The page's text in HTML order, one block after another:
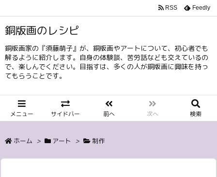
銅版画のレシピ
銅版画家の『須藤萌子』が、銅版画やアートについて、初心者でも
解るように紹介します。自身の体験談、苦労話なども交えているの
で、楽しんでください。目指すは、多くの人が銅版画に興味を持っ
てもらうことです。
メニュー サイドバー 前へ 次へ 検索
RSS Feedly
ホーム > アート > 制作